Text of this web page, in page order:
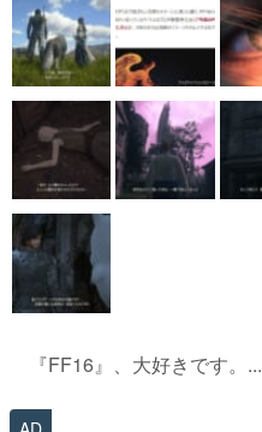
『FF16』、大好きです。...